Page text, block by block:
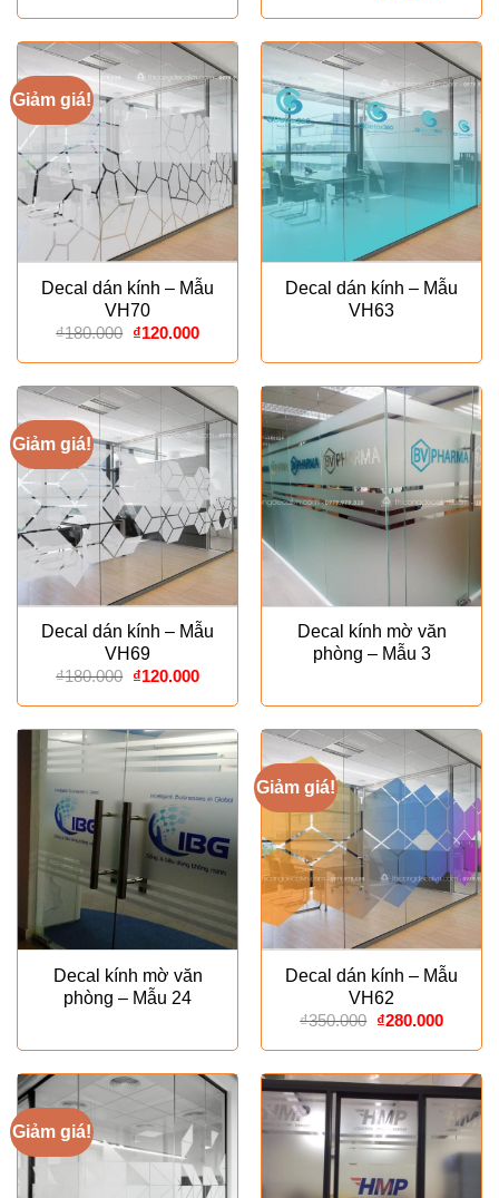
là:
₫180.000.
tại
là:
Giảm giá!
Decal dán kính – Mẫu
VH70
₫180.000 Giá
là:
₫180.000.
₫120.000Giá
tại
là:
₫120.000.
Decal dán kính – Mẫu
VH63
Giảm giá!
Decal dán kính – Mẫu
VH69
₫180.000 Giá
là:
₫180.000.
₫120.000Giá
tại
là:
₫120.000.
Decal kính mờ văn
phòng – Mẫu 3
Decal kính mờ văn
phòng – Mẫu 24
Giảm giá!
Decal dán kính – Mẫu
VH62
₫350.000 Giá
là:
₫350.000.
₫280.000Giá
tại
là:
Giảm giá!